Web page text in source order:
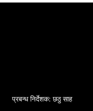
प्रबन्ध निर्देशक: छठु साह